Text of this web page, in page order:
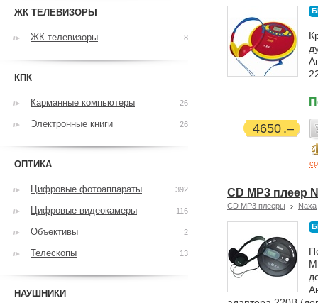
4650
CD MP3 плеер
CD MP3 плееры Naxa
ЖК ТЕЛЕВИЗОРЫ
ЖК телевизоры 8
КПК
Карманные компьютеры 26
Электронные книги 26
ОПТИКА
Цифровые фотоаппараты 392
Цифровые видеокамеры 116
Объективы 2
Телескопы 13
НАУШНИКИ